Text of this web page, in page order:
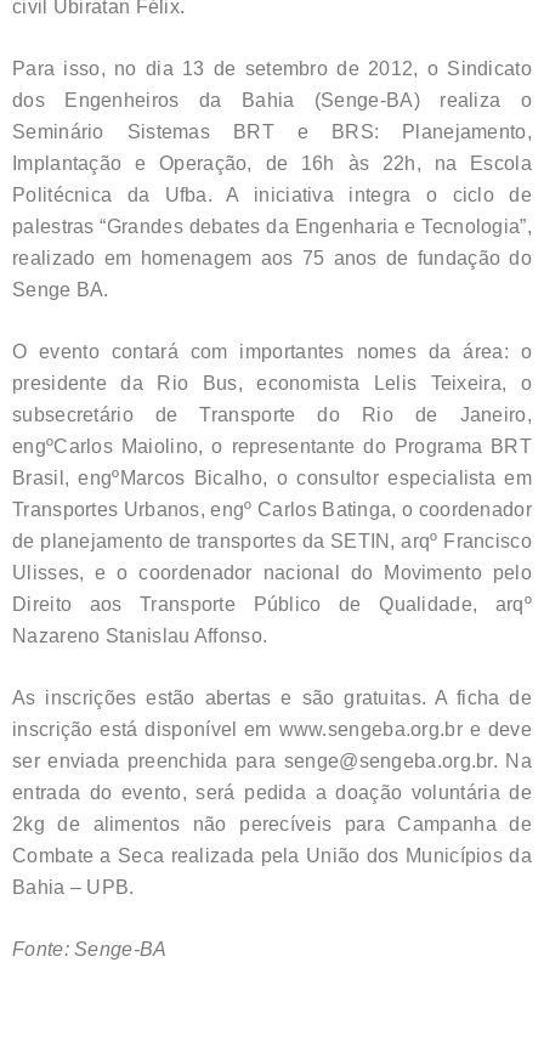
civil Ubiratan Félix.
Para isso, no dia 13 de setembro de 2012, o Sindicato
dos Engenheiros da Bahia (Senge-BA) realiza o
Seminário Sistemas BRT e BRS: Planejamento,
Implantação e Operação, de 16h às 22h, na Escola
Politécnica da Ufba. A iniciativa integra o ciclo de
palestras “Grandes debates da Engenharia e Tecnologia”,
realizado em homenagem aos 75 anos de fundação do
Senge BA.
O evento contará com importantes nomes da área: o
presidente da Rio Bus, economista Lelis Teixeira, o
subsecretário de Transporte do Rio de Janeiro,
engºCarlos Maiolino, o representante do Programa BRT
Brasil, engºMarcos Bicalho, o consultor especialista em
Transportes Urbanos, engº Carlos Batinga, o coordenador
de planejamento de transportes da SETIN, arqº Francisco
Ulisses, e o coordenador nacional do Movimento pelo
Direito aos Transporte Público de Qualidade, arqº
Nazareno Stanislau Affonso.
As inscrições estão abertas e são gratuitas. A ficha de
inscrição está disponível em www.sengeba.org.br e deve
ser enviada preenchida para senge@sengeba.org.br. Na
entrada do evento, será pedida a doação voluntária de
2kg de alimentos não perecíveis para Campanha de
Combate a Seca realizada pela União dos Municípios da
Bahia – UPB.
Fonte: Senge-BA